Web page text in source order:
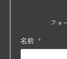
フォ
名前